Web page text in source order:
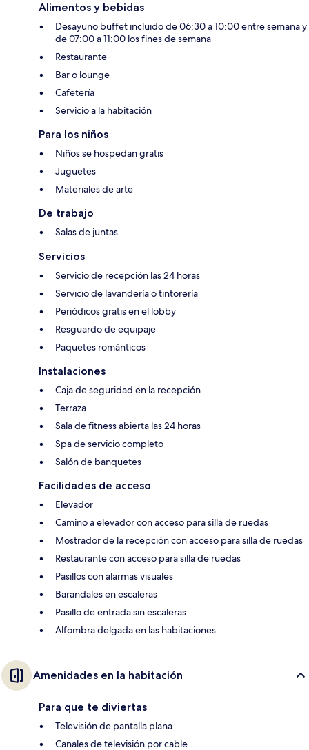
Alimentos y bebidas
Desayuno buffet incluido de 06:30 a 10:00 entre semana y
de 07:00 a 11:00 los fines de semana
Restaurante
Bar o lounge
Cafetería
Servicio a la habitación
Para los niños
Niños se hospedan gratis
Juguetes
Materiales de arte
De trabajo
Salas de juntas
Servicios
Servicio de recepción las 24 horas
Servicio de lavandería o tintorería
Periódicos gratis en el lobby
Resguardo de equipaje
Paquetes románticos
Instalaciones
Caja de seguridad en la recepción
Terraza
Sala de fitness abierta las 24 horas
Spa de servicio completo
Salón de banquetes
Facilidades de acceso
Elevador
Camino a elevador con acceso para silla de ruedas
Mostrador de la recepción con acceso para silla de ruedas
Restaurante con acceso para silla de ruedas
Pasillos con alarmas visuales
Barandales en escaleras
Pasillo de entrada sin escaleras
Alfombra delgada en las habitaciones
Amenidades en la habitación
Para que te diviertas
Televisión de pantalla plana
Canales de televisión por cable